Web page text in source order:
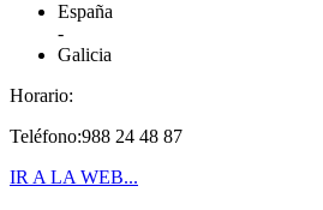
España
-
Galicia
Horario:
Teléfono:988 24 48 87
IR A LA WEB...